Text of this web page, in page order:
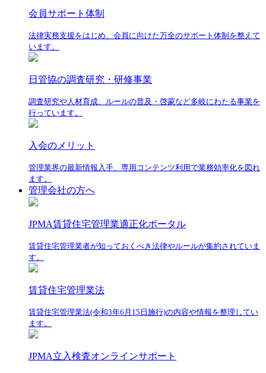
会員サポート体制
法律実務支援をはじめ、会員に向けた万全のサポート体制を整えて
います。
日管協の調査研究・研修事業
調査研究や人材育成、ルールの普及・啓蒙など多岐にわたる事業を
行っています。
入会のメリット
管理業界の最新情報入手、専用コンテンツ利用で業務効率化を図れ
ます。
管理会社の方へ
JPMA賃貸住宅管理業適正化ポータル
賃貸住宅管理業者が知っておくべき法律やルールが集約されていま
す。
賃貸住宅管理業法
賃貸住宅管理業法(令和3年6月15日施行)の内容や情報を整理してい
ます。
JPMA立入検査オンラインサポート